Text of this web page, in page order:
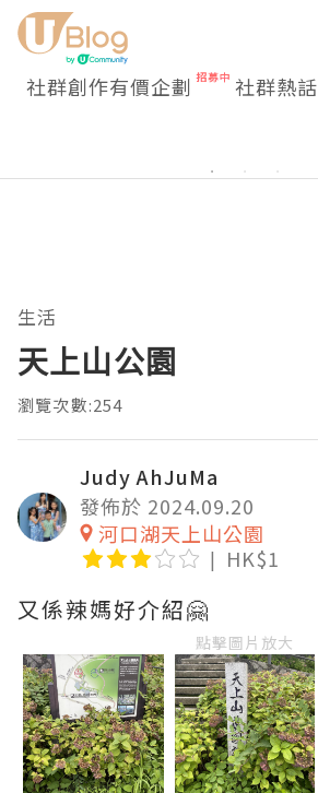
社群創作有價企劃 社群熱話
生活
天上山公園
瀏覽次數:254
Judy AhJuMa
發佈於 2024.09.20
河口湖天上山公園
HK$1
又係辣媽好介紹🤗
點擊圖片放大